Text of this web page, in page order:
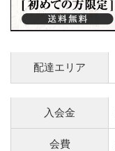
配達エリア
入会金
会費